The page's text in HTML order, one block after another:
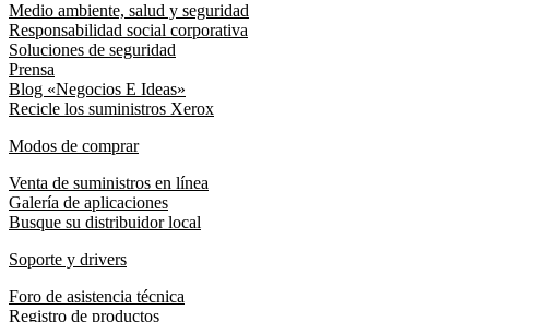
Medio ambiente, salud y seguridad
Responsabilidad social corporativa
Soluciones de seguridad
Prensa
Blog «Negocios E Ideas»
Recicle los suministros Xerox
Modos de comprar
Venta de suministros en línea
Galería de aplicaciones
Busque su distribuidor local
Soporte y drivers
Foro de asistencia técnica
Registro de productos